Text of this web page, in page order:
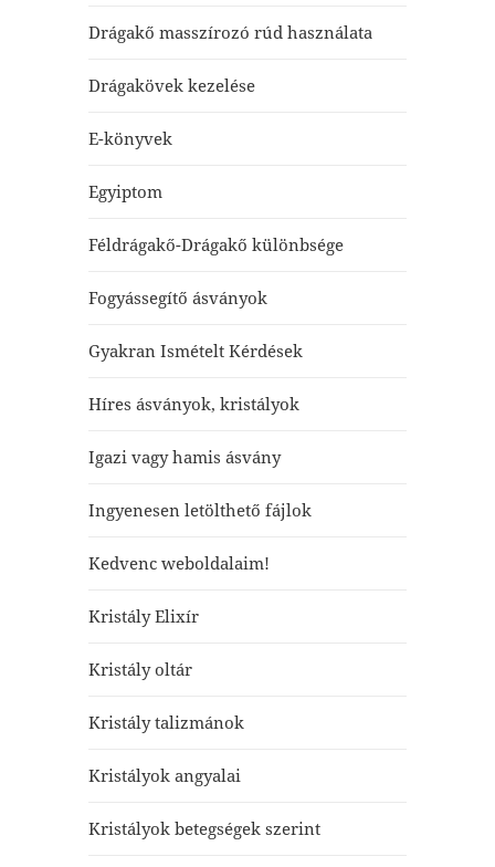
Drágakő masszírozó rúd használata
Drágakövek kezelése
E-könyvek
Egyiptom
Féldrágakő-Drágakő különbsége
Fogyássegítő ásványok
Gyakran Ismételt Kérdések
Híres ásványok, kristályok
Igazi vagy hamis ásvány
Ingyenesen letölthető fájlok
Kedvenc weboldalaim!
Kristály Elixír
Kristály oltár
Kristály talizmánok
Kristályok angyalai
Kristályok betegségek szerint